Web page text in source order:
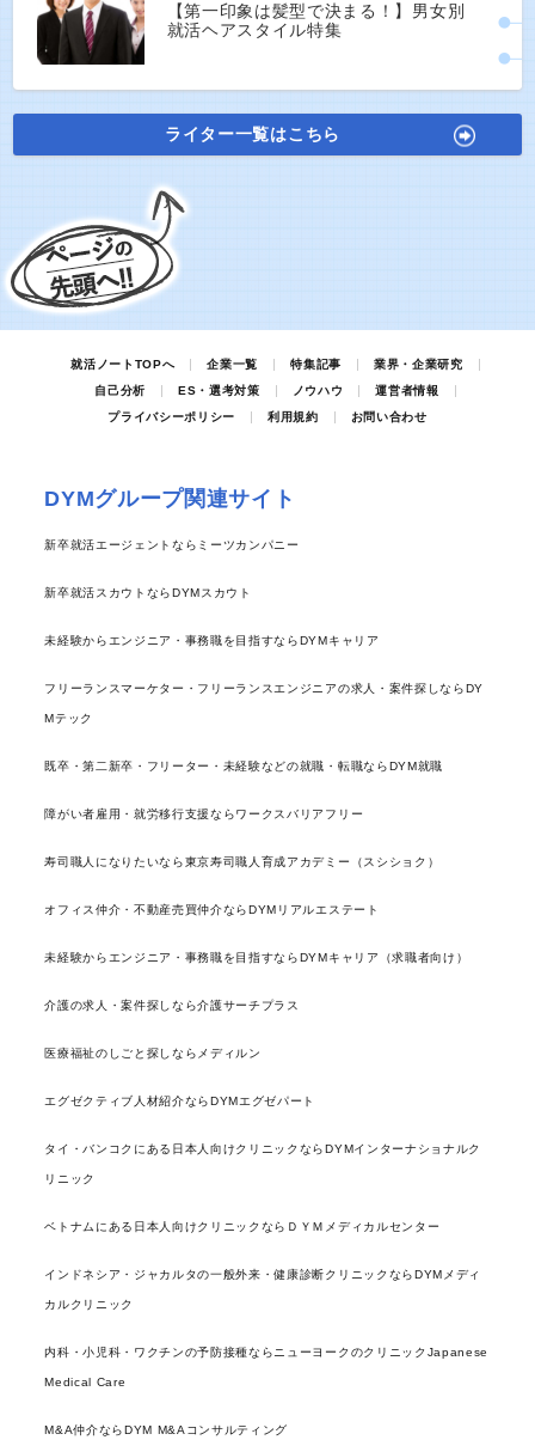
【第一印象は髪型で決まる！】男女別
就活ヘアスタイル特集
ライター一覧はこちら
就活ノートTOPへ 企業一覧 特集記事
業界・企業研究
自己分析
ES・選考対策 ノウハウ
運営者情報
プライバシーポリシー
利用規約 お問い合わせ
DYMグループ関連サイト
新卒就活エージェントならミーツカンパニー
新卒就活スカウトならDYMスカウト
未経験からエンジニア・事務職を目指すならDYMキャリア
フリーランスマーケター・フリーランスエンジニアの求人・案件探しならDY
Mテック
既卒・第二新卒・フリーター・未経験などの就職・転職ならDYM就職
障がい者雇用・就労移行支援ならワークスバリアフリー
寿司職人になりたいなら東京寿司職人育成アカデミー（スシショク）
オフィス仲介・不動産売買仲介ならDYMリアルエステート
未経験からエンジニア・事務職を目指すならDYMキャリア（求職者向け）
介護の求人・案件探しなら介護サーチプラス
医療福祉のしごと探しならメディルン
エグゼクティブ人材紹介ならDYMエグゼパート
タイ・バンコクにある日本人向けクリニックならDYMインターナショナルク
リニック
ベトナムにある日本人向けクリニックならＤＹＭメディカルセンター
インドネシア・ジャカルタの一般外来・健康診断クリニックならDYMメディ
カルクリニック
内科・小児科・ワクチンの予防接種ならニューヨークのクリニックJapanese
Medical Care
M&A仲介ならDYM M&Aコンサルティング